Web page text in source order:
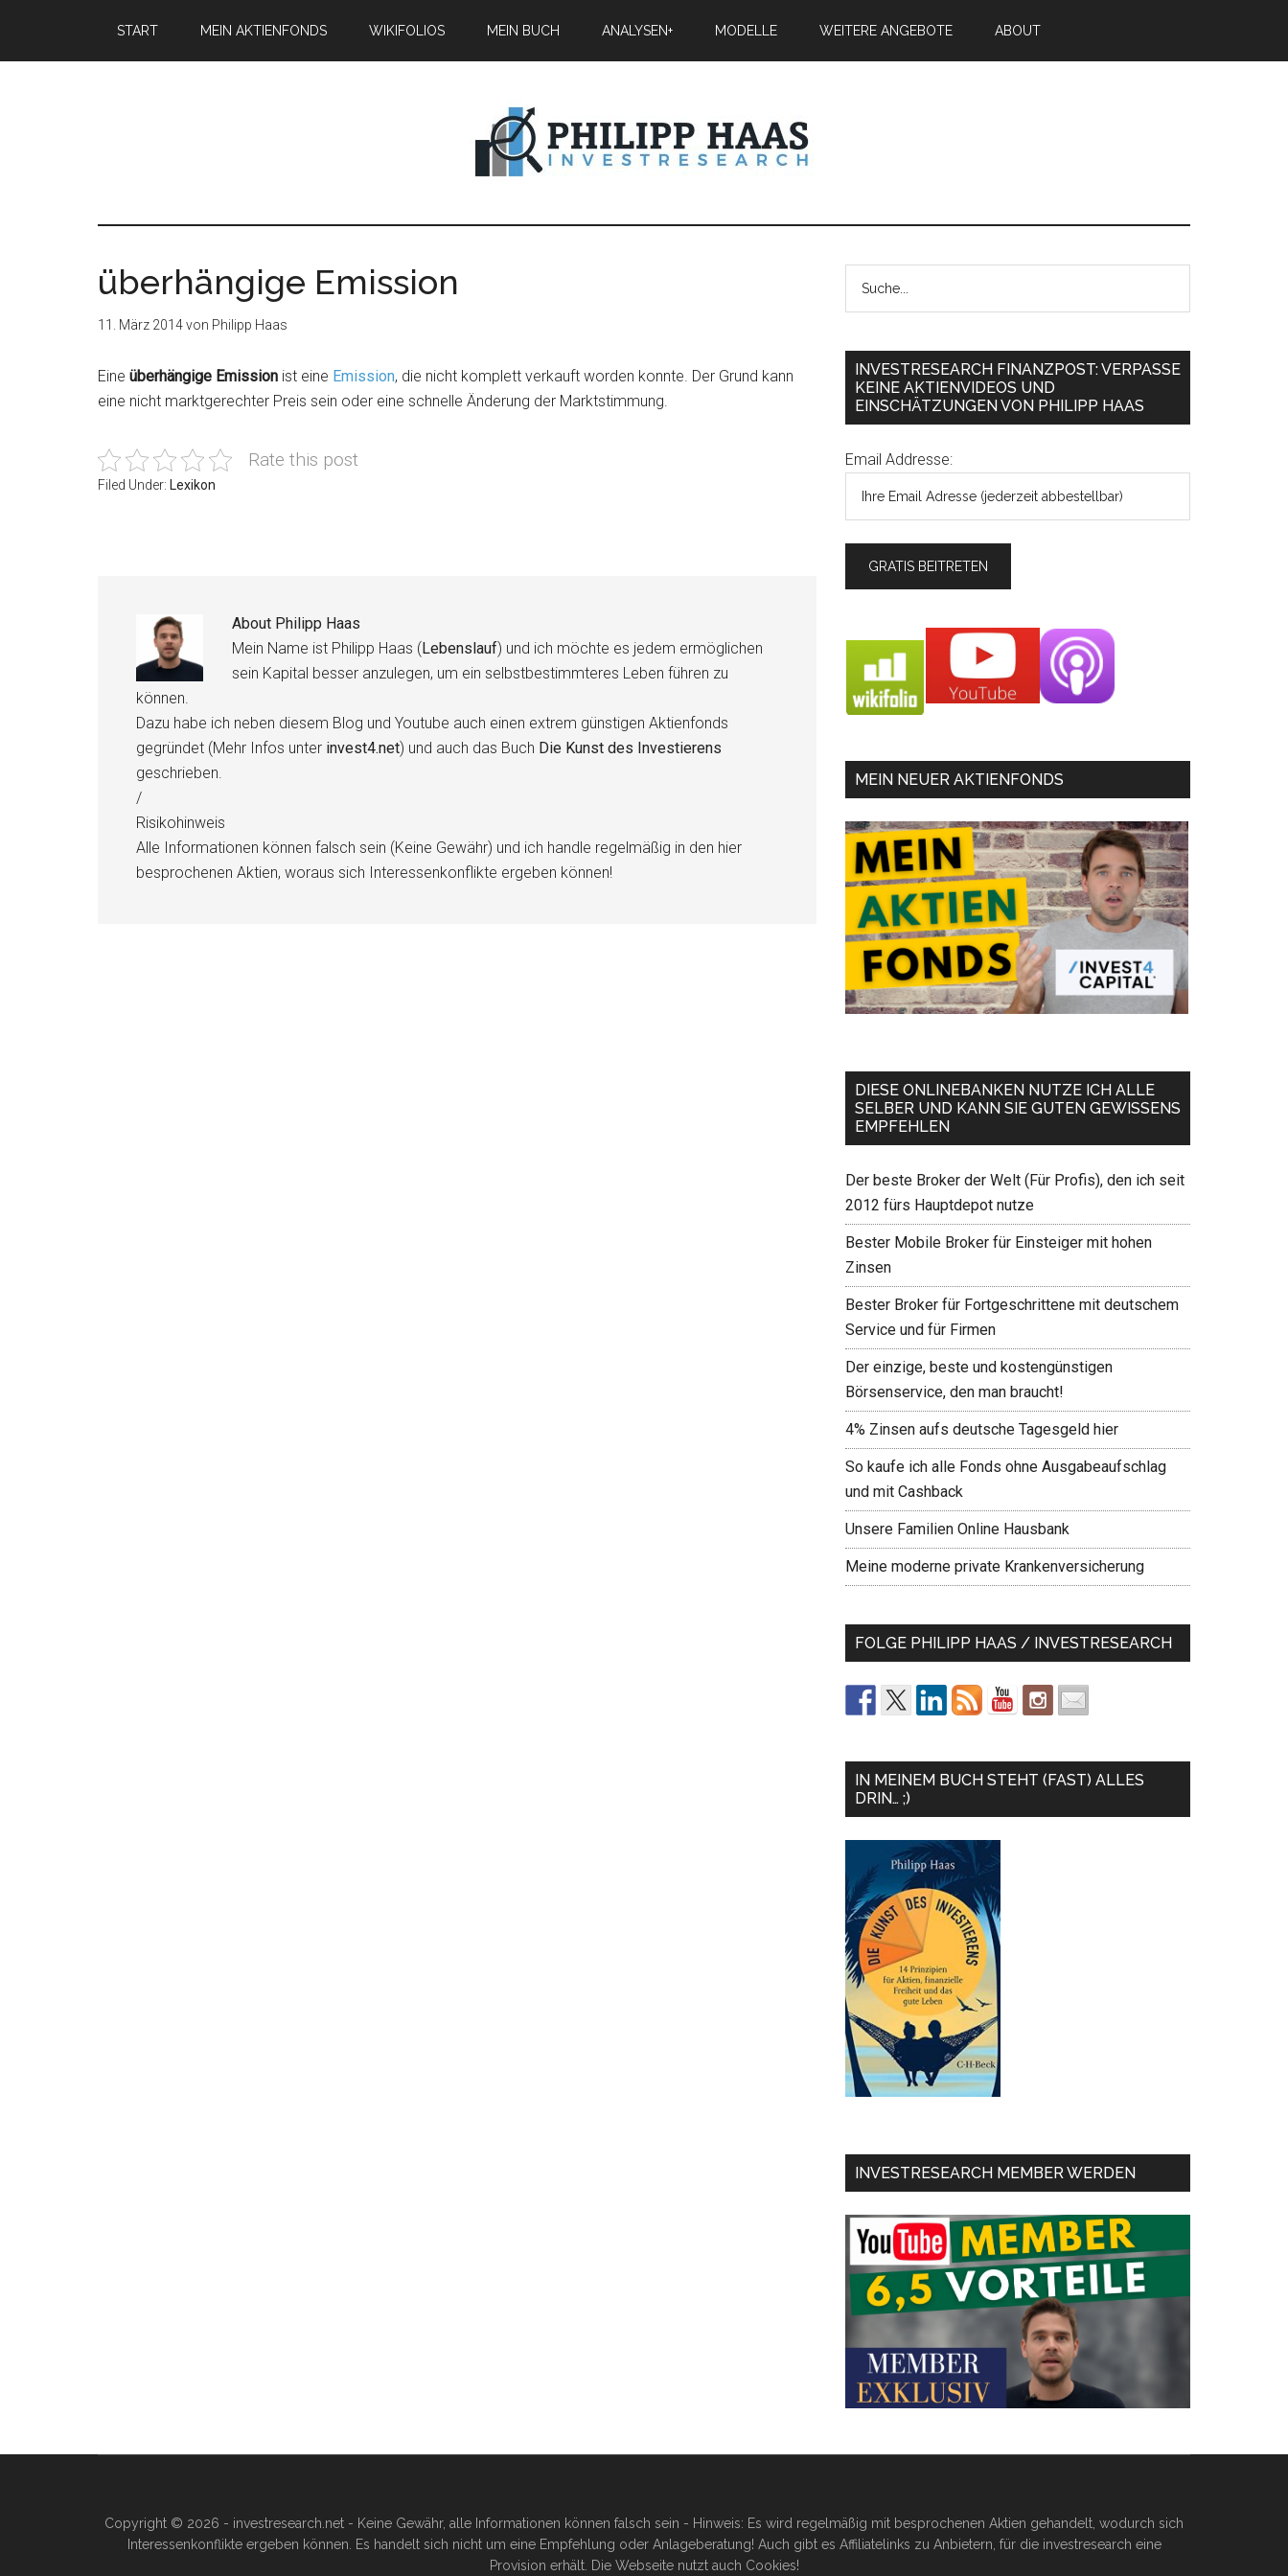
START MEIN AKTIENFONDS WIKIFOLIOS MEIN BUCH ANALYSEN+ MODELLE WEITERE ANGEBOTE ABOUT
überhängige Emission
11. März 2014von Philipp Haas
Eine überhängige Emission ist eine Emission, die nicht komplett verkauft worden konnte. Der Grund kann
eine nicht marktgerechter Preis sein oder eine schnelle Änderung der Marktstimmung.
Rate this post
Filed Under: Lexikon
About Philipp Haas
Mein Name ist Philipp Haas (Lebenslauf) und ich möchte es jedem ermöglichen
sein Kapital besser anzulegen, um ein selbstbestimmteres Leben führen zu
können.
Dazu habe ich neben diesem Blog und Youtube auch einen extrem günstigen Aktienfonds
gegründet (Mehr Infos unter invest4.net) und auch das Buch Die Kunst des Investierens
geschrieben.
/
Risikohinweis
Alle Informationen können falsch sein (Keine Gewähr) und ich handle regelmäßig in den hier
besprochenen Aktien, woraus sich Interessenkonflikte ergeben können!
INVESTRESEARCH FINANZPOST: VERPASSE
KEINE AKTIENVIDEOS UND
EINSCHÄTZUNGEN VON PHILIPP HAAS
Email Addresse:
MEIN NEUER AKTIENFONDS
DIESE ONLINEBANKEN NUTZE ICH ALLE
SELBER UND KANN SIE GUTEN GEWISSENS
EMPFEHLEN
Der beste Broker der Welt (Für Profis), den ich seit
2012 fürs Hauptdepot nutze
Bester Mobile Broker für Einsteiger mit hohen
Zinsen
Bester Broker für Fortgeschrittene mit deutschem
Service und für Firmen
Der einzige, beste und kostengünstigen
Börsenservice, den man braucht!
4% Zinsen aufs deutsche Tagesgeld hier
So kaufe ich alle Fonds ohne Ausgabeaufschlag
und mit Cashback
Unsere Familien Online Hausbank
Meine moderne private Krankenversicherung
FOLGE PHILIPP HAAS / INVESTRESEARCH
IN MEINEM BUCH STEHT (FAST) ALLES
DRIN… ;)
INVESTRESEARCH MEMBER WERDEN
Copyright © 2026 - investresearch.net - Keine Gewähr, alle Informationen können falsch sein - Hinweis: Es wird regelmäßig mit besprochenen Aktien gehandelt, wodurch sich
Interessenkonflikte ergeben können. Es handelt sich nicht um eine Empfehlung oder Anlageberatung! Auch gibt es Affiliatelinks zu Anbietern, für die investresearch eine
Provision erhält. Die Webseite nutzt auch Cookies!